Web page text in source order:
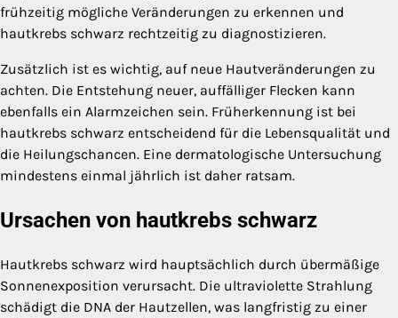
frühzeitig mögliche Veränderungen zu erkennen und
hautkrebs schwarz rechtzeitig zu diagnostizieren.
Zusätzlich ist es wichtig, auf neue Hautveränderungen zu
achten. Die Entstehung neuer, auffälliger Flecken kann
ebenfalls ein Alarmzeichen sein. Früherkennung ist bei
hautkrebs schwarz entscheidend für die Lebensqualität und
die Heilungschancen. Eine dermatologische Untersuchung
mindestens einmal jährlich ist daher ratsam.
Ursachen von hautkrebs schwarz
Hautkrebs schwarz wird hauptsächlich durch übermäßige
Sonnenexposition verursacht. Die ultraviolette Strahlung
schädigt die DNA der Hautzellen, was langfristig zu einer